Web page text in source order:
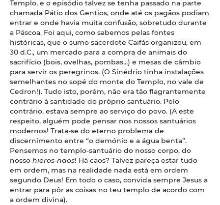
Templo, e o episódio talvez se tenha passado na parte
chamada Pátio dos Gentios, onde até os pagãos podiam
entrar e onde havia muita confusão, sobretudo durante
a Páscoa. Foi aqui, como sabemos pelas fontes
históricas, que o sumo sacerdote Caifás organizou, em
30 d.C., um mercado para a compra de animais do
sacrifício (bois, ovelhas, pombas...) e mesas de câmbio
para servir os peregrinos. (O Sinédrio tinha instalações
semelhantes no sopé do monte do Templo, no vale de
Cedron!). Tudo isto, porém, não era tão flagrantemente
contrário à santidade do próprio santuário. Pelo
contrário, estava sempre ao serviço do povo. (A este
respeito, alguém pode pensar nos nossos santuários
modernos! Trata-se do eterno problema de
discernimento entre “o demónio e a água benta”.
Pensemos no templo-santuário do nosso corpo, do
nosso hieros-naos! Há caos? Talvez pareça estar tudo
em ordem, mas na realidade nada está em ordem
segundo Deus! Em todo o caso, convida sempre Jesus a
entrar para pôr as coisas no teu templo de acordo com
a ordem divina).